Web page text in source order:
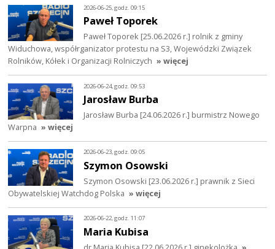
2026-06-25, godz. 09:15
Paweł Toporek
Paweł Toporek [25.06.2026 r.] rolnik z gminy
Widuchowa, współrganizator protestu na S3, Wojewódzki Związek
Rolników, Kółek i Organizacji Rolniczych » więcej
2026-06-24, godz. 09:53
Jarosław Burba
Jarosław Burba [24.06.2026 r.] burmistrz Nowego
Warpna » więcej
2026-06-23, godz. 09:05
Szymon Osowski
Szymon Osowski [23.06.2026 r.] prawnik z Sieci
Obywatelskiej Watchdog Polska » więcej
2026-06-22, godz. 11:07
Maria Kubisa